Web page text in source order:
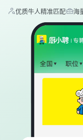
优质牛人精准匹配 海